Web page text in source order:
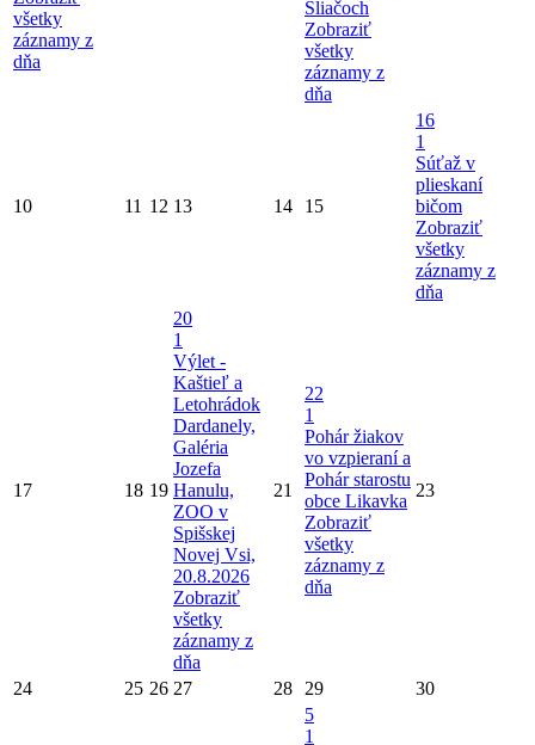
všetky
záznamy z
dňa
Sliačoch
Zobraziť
všetky
záznamy z
dňa
10 11 12 13 14 15
16
1
Súťaž v
plieskaní
bičom
Zobraziť
všetky
záznamy z
dňa
17 18 19
20
1
Výlet -
Kaštieľ a
Letohrádok
Dardanely,
Galéria
Jozefa
Hanulu,
ZOO v
Spišskej
Novej Vsi,
20.8.2026
Zobraziť
všetky
záznamy z
dňa
21
22
1
Pohár žiakov
vo vzpieraní a
Pohár starostu
obce Likavka
Zobraziť
všetky
záznamy z
dňa
23
24 25 26 27 28 29 30
5
1